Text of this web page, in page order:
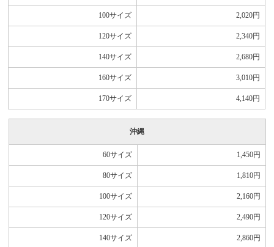
100サイズ 2,020円
120サイズ 2,340円
140サイズ 2,680円
160サイズ 3,010円
170サイズ 4,140円
沖縄
60サイズ 1,450円
80サイズ 1,810円
100サイズ 2,160円
120サイズ 2,490円
140サイズ 2,860円